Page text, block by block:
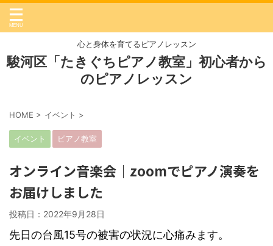
心と身体を育てるピアノレッスン
駿河区「たきぐちピアノ教室」初心者から
のピアノレッスン
HOME > イベント >
イベント ピアノ教室
オンライン音楽会｜zoomでピアノ演奏を
お届けしました
投稿日： 2022年9月28日
先日の台風15号の被害の状況に心痛みます。